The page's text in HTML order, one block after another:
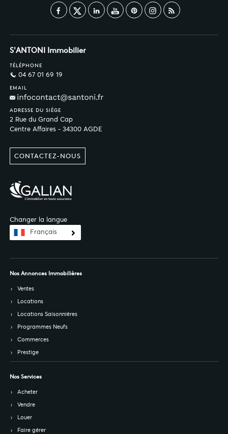
S'ANTONI Immobilier
TÉLÉPHONE
04 67 01 69 19
EMAIL
ADRESSE DU SIÈGE
2 Rue du Grand Cap
Centre Affaires - 34300 AGDE
CONTACTEZ-NOUS
Changer la langue
Français
Nos Annonces Immobilières
Ventes
Locations
Locations Saisonnières
Programmes Neufs
Commerces
Prestige
Nos Services
Acheter
Vendre
Louer
Faire gérer